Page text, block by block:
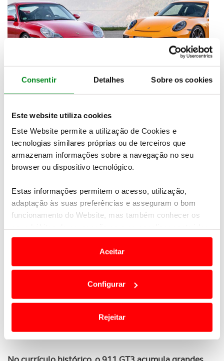
Consentir Detalhes Sobre os cookies
Este website utiliza cookies
Este Website permite a utilização de Cookies e
tecnologias similares próprias ou de terceiros que
armazenam informações sobre a navegação no seu
browser ou dispositivo tecnológico.
Estas informações permitem o acesso, utilização,
adaptação às suas preferências e asseguram o bom
funcionamento do Website, mas também conhecer os
e anúncios de modo a promover produtos e/ou serviços.
Em alguns casos, a utilização destas tecnologias
termos e a todo o tempo as suas preferências e limitando
o acesso a informações durante a navegação no
funcionalidades de redes sociais, bem como para
Aceitar
Configurar
Rejeitar